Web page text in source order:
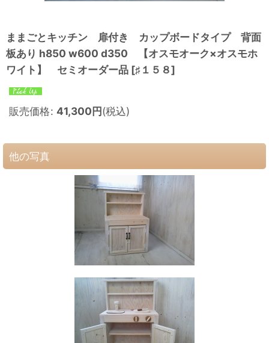
ままごとキッチン 扉付き カップボードタイプ 背面
板あり h850 w600 d350 【オスモオーク×オスモホ
ワイト】 セミオーダー品 [♯１５８]
販売価格: 41,300円(税込)
他の写真